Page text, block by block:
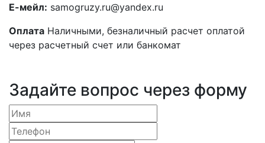
Е-мейл: samogruzy.ru@yandex.ru
Оплата Наличными, безналичный расчет оплатой
через расчетный счет или банкомат
Задайте вопрос через форму